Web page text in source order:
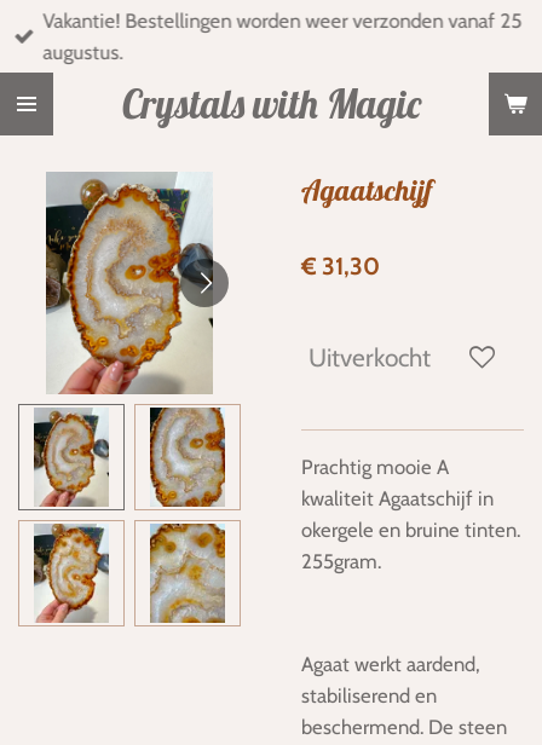
Ga
direct
Crystals with Magic
Vakantie! Bestellingen worden weer verzonden vanaf 25
augustus.
Agaatschijf
€ 31,30
Uitverkocht
Prachtig mooie A
kwaliteit Agaatschijf in
okergele en bruine tinten.
255gram.
Agaat werkt aardend,
stabiliserend en
beschermend. De steen